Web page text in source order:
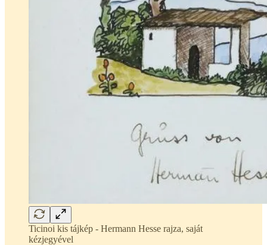
Ticinoi kis tájkép - Hermann Hesse rajza, saját
kézjegyével